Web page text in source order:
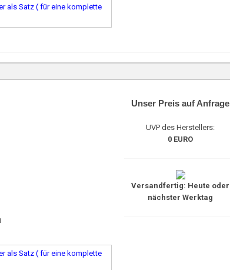
als Satz ( für eine komplette
als Satz ( für eine komplette
Unser Preis auf Anfrage
UVP des Herstellers:
0 EURO
Versandfertig: Heute oder
nächster Werktag